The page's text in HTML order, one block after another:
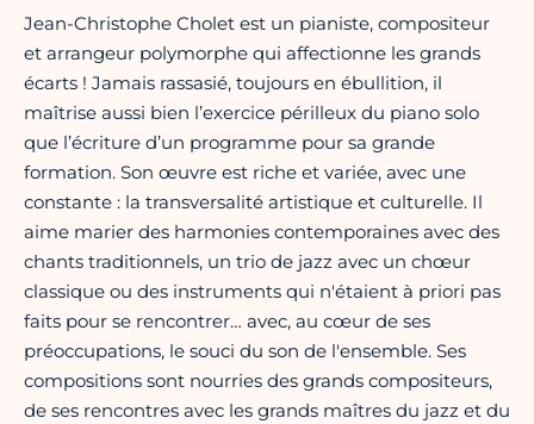
Jean-Christophe Cholet est un pianiste, compositeur
et arrangeur polymorphe qui affectionne les grands
écarts ! Jamais rassasié, toujours en ébullition, il
maîtrise aussi bien l’exercice périlleux du piano solo
que l’écriture d’un programme pour sa grande
formation. Son œuvre est riche et variée, avec une
constante : la transversalité artistique et culturelle. Il
aime marier des harmonies contemporaines avec des
chants traditionnels, un trio de jazz avec un chœur
classique ou des instruments qui n'étaient à priori pas
faits pour se rencontrer… avec, au cœur de ses
préoccupations, le souci du son de l'ensemble. Ses
compositions sont nourries des grands compositeurs,
de ses rencontres avec les grands maîtres du jazz et du